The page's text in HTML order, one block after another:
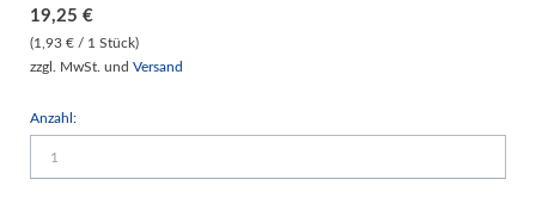
19,25 €
(1,93 € / 1 Stück)
zzgl. MwSt. und Versand
Anzahl: